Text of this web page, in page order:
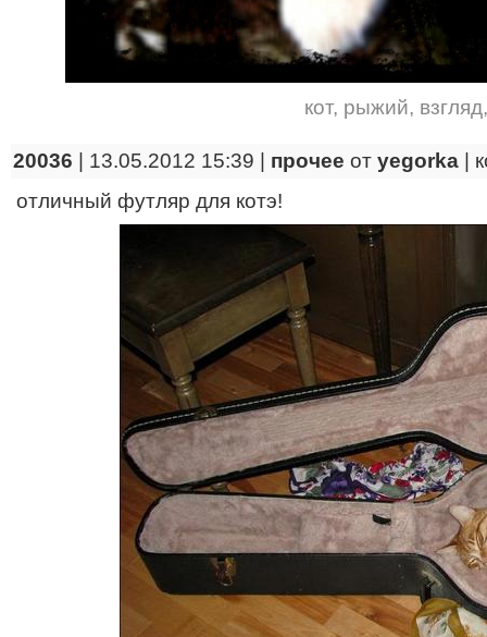
кот, рыжий, взгляд
20036 | 13.05.2012 15:39 | прочее от yegorka
отличный футляр для котэ!